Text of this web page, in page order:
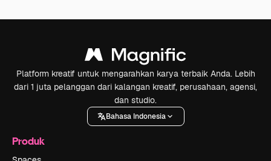
Platform kreatif untuk mengarahkan karya terbaik Anda. Lebih
dari 1 juta pelanggan dari kalangan kreatif, perusahaan, agensi,
dan studio.
Bahasa Indonesia
Produk